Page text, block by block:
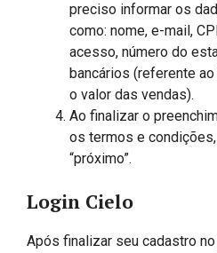
preciso informar os
como: nome, e-mail,
acesso, número do
bancários (referente
o valor das vendas).
Ao finalizar o
os termos e
“próximo”.
Login Cielo
Após finalizar seu cadastro